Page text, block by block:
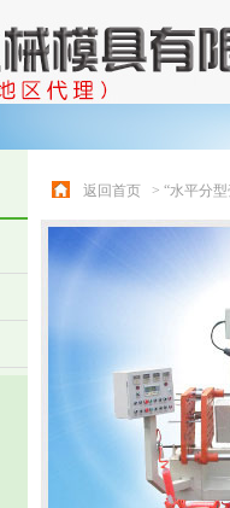
返回首页 > “水平分